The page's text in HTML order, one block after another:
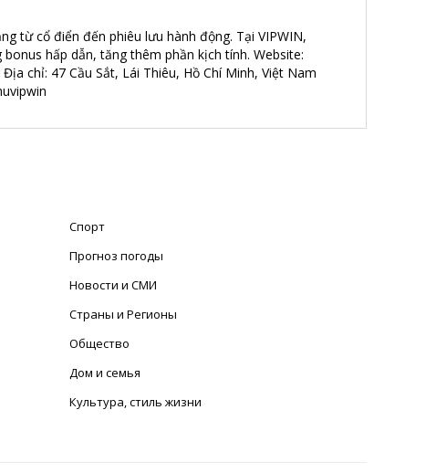
từ cổ điển đến phiêu lưu hành động. Tại VIPWIN,
hấp dẫn, tăng thêm phần kịch tính. Website:
chỉ: 47 Cầu Sắt, Lái Thiêu, Hồ Chí Minh, Việt Nam
Спорт
Прогноз погоды
Новости и СМИ
Страны и Регионы
Общество
Дом и семья
Культура, стиль жизни